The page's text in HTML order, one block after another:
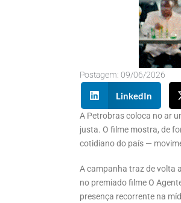
Postagem: 09/06/2026
LinkedIn
A Petrobras coloca no ar
justa. O filme mostra, de
cotidiano do país —
A campanha traz de volta
no premiado filme O
presença recorrente na